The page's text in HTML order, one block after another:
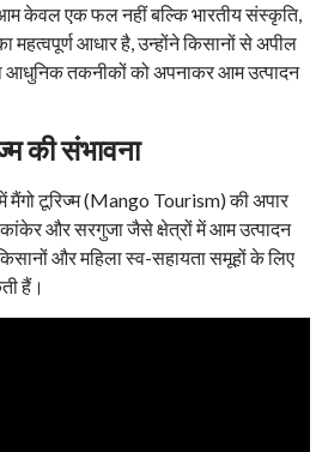
केवल एक फल नहीं बल्कि भारतीय संस्कृति,
महत्वपूर्ण आधार है, उन्होंने किसानों से अपील
आधुनिक तकनीकों को अपनाकर आम उत्पादन
की संभावना
मैंगो टूरिज्म (Mango Tourism) की अपार
कांकेर और सरगुजा जैसे क्षेत्रों में आम उत्पादन
और महिला स्व-सहायता समूहों के लिए
हैं।